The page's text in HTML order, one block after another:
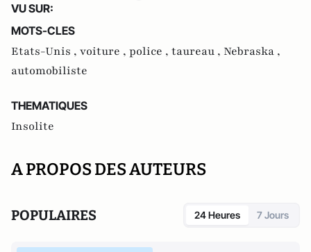
VU SUR:
MOTS-CLES
Etats-Unis , voiture , police , taureau , Nebraska ,
automobiliste
THEMATIQUES
Insolite
A PROPOS DES AUTEURS
POPULAIRES 24 Heures 7 Jours